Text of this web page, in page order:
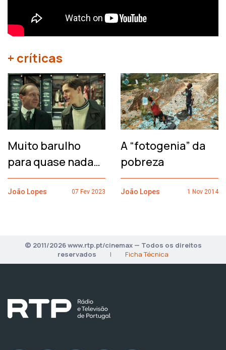
+ críticas
Muito barulho
para quase nada…
João Lopes 07 Fev 2023
A “fotogenia” da
pobreza
João Lopes 1 Nov 2014
© 2011/2026 www.rtp.pt/cinemax — Todos os direitos
reservados
| Ficha Técnica